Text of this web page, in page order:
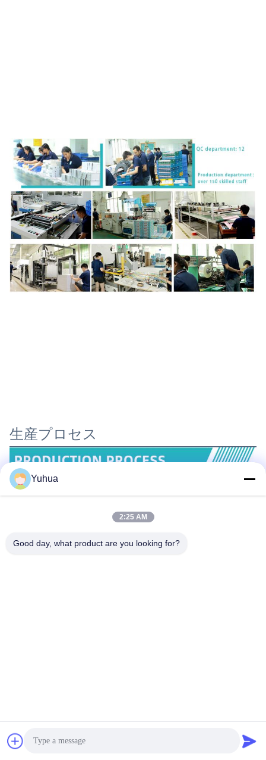
生産プロセス
Yuhua
2:25 AM
Good day, what product are you looking for?